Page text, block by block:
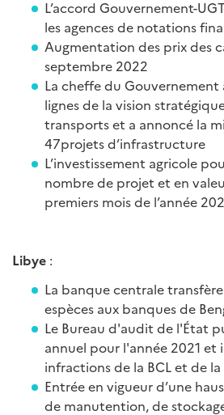
L’accord Gouvernement-
les agences de notations
Augmentation des prix des
septembre 2022
La cheffe du Gouvernement
lignes de la vision
transports et a annoncé la
47projets d’infrastructure
L’investissement agricole
nombre de projet et en
premiers mois de l’année
Libye :
La banque centrale
espèces aux banques de
Le Bureau d'audit de l'État
annuel pour l'année 2021 et
infractions de la BCL et de
Entrée en vigueur d’une
de manutention, de